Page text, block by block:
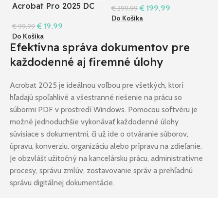
Acrobat Pro 2025 DC
€99.99 € 19.99
Do Košíka
Windows a Mac
€399.99 € 199.99
Do Košíka
Efektívna správa dokumentov pre
každodenné aj firemné úlohy
Acrobat 2025 je ideálnou voľbou pre všetkých, ktorí
hľadajú spoľahlivé a všestranné riešenie na prácu so
súbormi PDF v prostredí Windows. Pomocou softvéru je
možné jednoduchšie vykonávať každodenné úlohy
súvisiace s dokumentmi, či už ide o otváranie súborov,
úpravu, konverziu, organizáciu alebo prípravu na zdieľanie.
Je obzvlášť užitočný na kancelársku prácu, administratívne
procesy, správu zmlúv, zostavovanie správ a prehľadnú
správu digitálnej dokumentácie.